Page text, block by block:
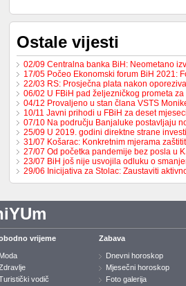
Ostale vijesti
02/09 Centralna banka BiH: Neometano
17/05 Počeo Ekonomski forum BiH 2021:
22/03 RS: Prosječna plata nakon
06/02 U FBiH pad željezničkog prometa
04/12 Provaljeno u stan člana VSTS
10/11 Javni prihodi u FBiH za deset
07/10 Na području Banjaluke postavljaju
25/09 U 2019. godini direktne strane
31/07 Košarac: Konkretnim mjerama
27/07 Od početka pandemije bez posla u
23/07 BiH još nije usvojila odluku o
29/06 Inicijativa za Stolac: Zaustaviti
vrijeme
Moda
vodič
Zabava
Dnevni horoskop
Mjesečni horoskop
Foto galerija